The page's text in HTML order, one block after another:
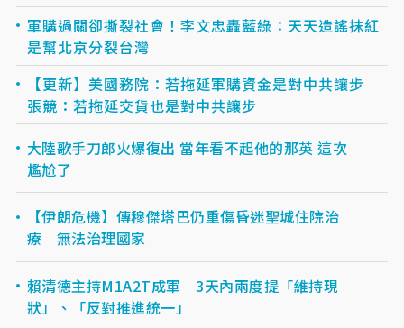
軍購過關卻撕裂社會！李文忠轟藍綠：天天造謠抹紅
是幫北京分裂台灣
【更新】美國務院：若拖延軍購資金是對中共讓步
張競：若拖延交貨也是對中共讓步
大陸歌手刀郎火爆復出 當年看不起他的那英 這次
尷尬了
【伊朗危機】傳穆傑塔巴仍重傷昏迷聖城住院治
療 無法治理國家
賴清德主持M1A2T成軍 3天內兩度提「維持現
狀」、「反對推進統一」